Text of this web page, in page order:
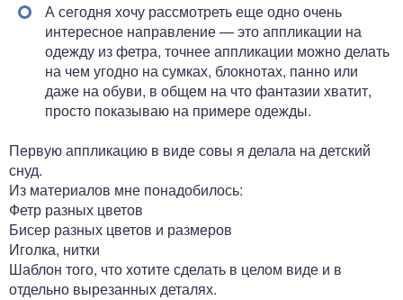
А сегодня хочу рассмотреть еще одно очень
интересное направление — это аппликации на
одежду из фетра, точнее аппликации можно делать
на чем угодно на сумках, блокнотах, панно или
даже на обуви, в общем на что фантазии хватит,
просто показываю на примере одежды.
Первую аппликацию в виде совы я делала на детский
снуд.
Из материалов мне понадобилось:
Фетр разных цветов
Бисер разных цветов и размеров
Иголка, нитки
Шаблон того, что хотите сделать в целом виде и в
отдельно вырезанных деталях.